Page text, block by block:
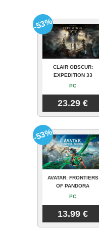
CLAIR OBSCUR:
EXPEDITION 33
PC
23.29 €
-53%
AVATAR: FRONTIERS
OF PANDORA
PC
13.99 €
-53%